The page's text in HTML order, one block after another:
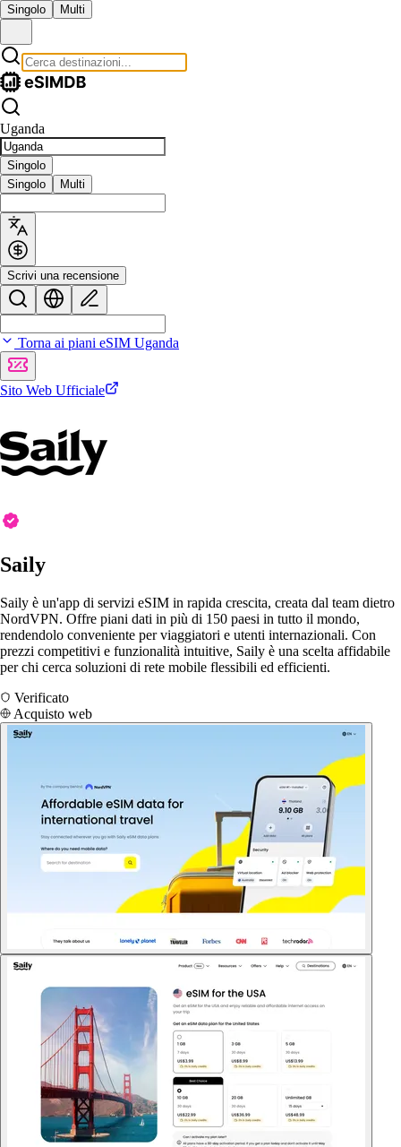
Singolo Multi
Uganda
Singolo
Singolo
Multi
Scrivi una recensione
Torna ai piani eSIM Uganda
Sito Web Ufficiale
Saily
Saily è un'app di servizi eSIM in rapida crescita, creata dal team dietro
NordVPN. Offre piani dati in più di 150 paesi in tutto il mondo,
rendendolo conveniente per viaggiatori e utenti internazionali. Con
prezzi competitivi e funzionalità intuitive, Saily è una scelta affidabile
per chi cerca soluzioni di rete mobile flessibili ed efficienti.
Verificato
Acquisto web